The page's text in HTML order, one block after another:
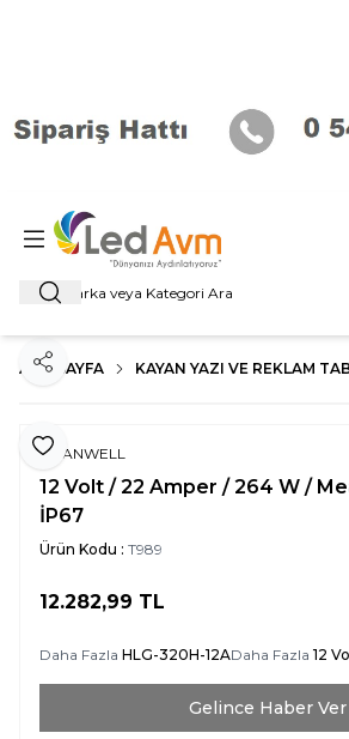
Ara
ANA SAYFA KAYAN YAZI VE REKLAM
Favoriye Ekle
Paylaş
MEANWELL
12 Volt / 22 Amper / 264 W /
İP67
Ürün Kodu : T989
12.282,99 TL
Daha Fazla HLG-320H-12ADaha Fazla 12
Gelince Haber Ver